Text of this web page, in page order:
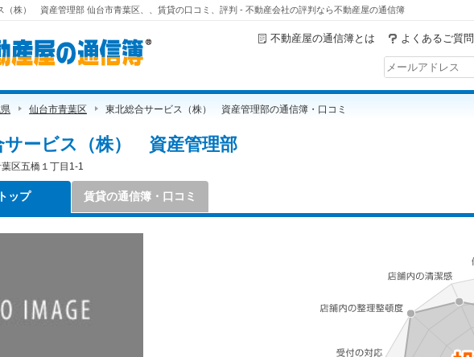
（株） 資産管理部 仙台市青葉区、、賃貸の口コミ、評判 - 不動産会社の評判なら不動産屋の通信簿
不動産屋の通信簿とは よくあるご質問
仙台市青葉区 東北総合サービス（株） 資産管理部の通信簿・口コミ
サービス（株） 資産管理部
区五橋１丁目1-1
ップ 賃貸の通信簿・口コミ